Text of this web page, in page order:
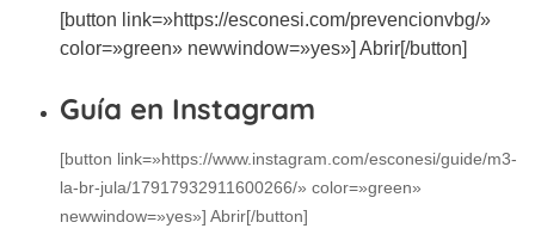
[button link=»https://esconesi.com/prevencionvbg/»
color=»green» newwindow=»yes»] Abrir[/button]
Guía en Instagram
[button link=»https://www.instagram.com/esconesi/guide/m3-
la-br-jula/17917932911600266/» color=»green»
newwindow=»yes»] Abrir[/button]